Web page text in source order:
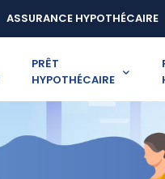
ASSURANCE HYPOTHÉCAIRE
PRÊT
HYPOTHÉCAIRE